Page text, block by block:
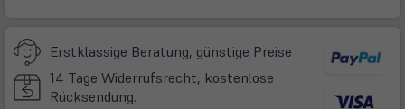
Erstklassige Beratung, günstige Preise
14 Tage Widerrufsrecht, kostenlose
Rücksendung.